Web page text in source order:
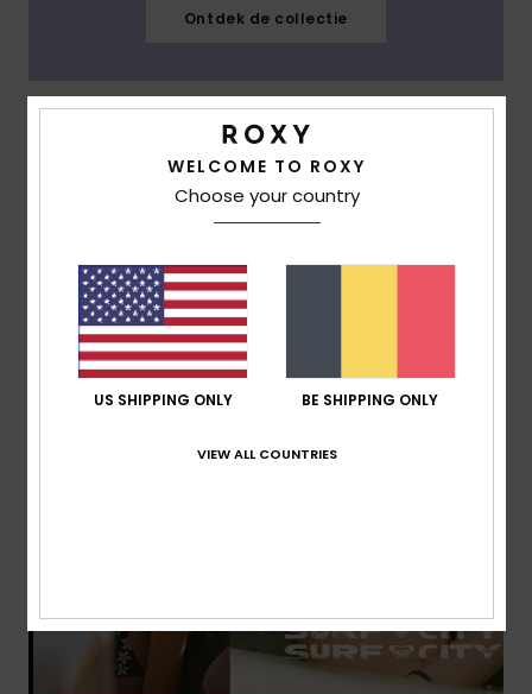
Ontdek de collectie
WELCOME TO ROXY
Choose your country
US SHIPPING ONLY BE SHIPPING ONLY
VIEW ALL COUNTRIES